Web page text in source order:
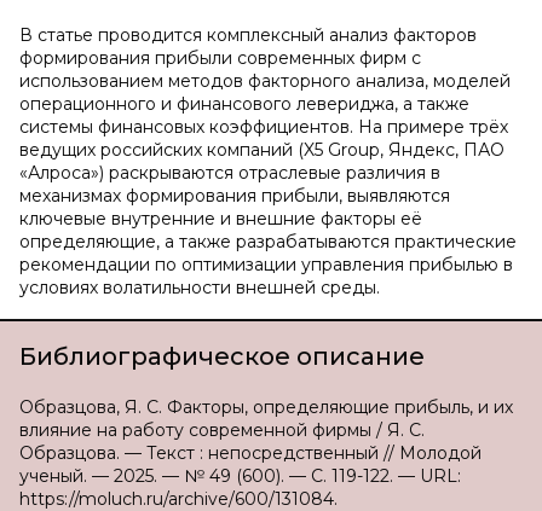
В статье проводится комплексный анализ факторов
формирования прибыли современных фирм с
использованием методов факторного анализа, моделей
операционного и финансового левериджа, а также
системы финансовых коэффициентов. На примере трёх
ведущих российских компаний (X5 Group, Яндекс, ПАО
«Алроса») раскрываются отраслевые различия в
механизмах формирования прибыли, выявляются
ключевые внутренние и внешние факторы её
определяющие, а также разрабатываются практические
рекомендации по оптимизации управления прибылью в
условиях волатильности внешней среды.
Библиографическое описание
Образцова, Я. С. Факторы, определяющие прибыль, и их
влияние на работу современной фирмы / Я. С.
Образцова. — Текст : непосредственный // Молодой
ученый. — 2025. — № 49 (600). — С. 119-122. — URL:
https://moluch.ru/archive/600/131084.